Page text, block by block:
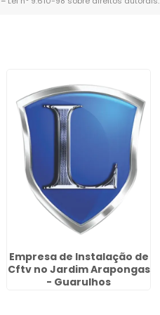
Empresa de Instalação de
Cftv no Jardim Arapongas
- Guarulhos